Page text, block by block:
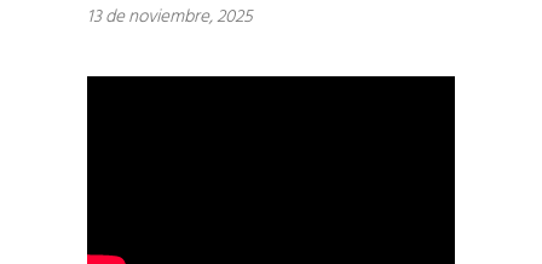
13 de noviembre, 2025